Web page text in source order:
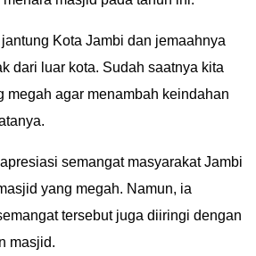
Kota Jambi dan jemaahnya
dari luar kota. Sudah saatnya kita
megah agar menambah keindahan
semangat masyarakat Jambi
yang megah. Namun, ia
tersebut juga diiringi dengan
masjid.